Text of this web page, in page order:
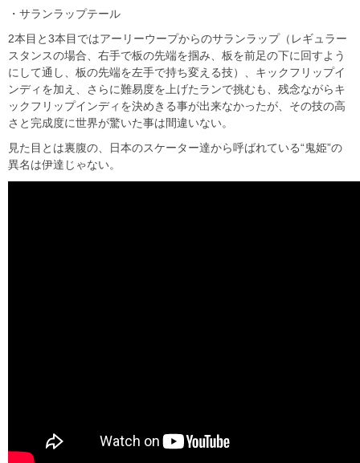
・サランラップテール
2本目と3本目ではアーリーウープからのサランラップ（レギュラー
スタンスの場合、右手で板の先端を掴み、板を前足の下に回すよう
にして通し、板の先端を左手で持ち変える技）、キックフリップイ
ンディを加え、さらに難易度を上げたランで挑むも、残念ながらキ
ックフリップインディを決めきる事が出来なかったが、その技の高
さと完成度に世界が驚いた事は間違いない。
見た目とは裏腹の、日本のスケーター達から呼ばれている“鬼姫”の
異名は伊達じゃない。